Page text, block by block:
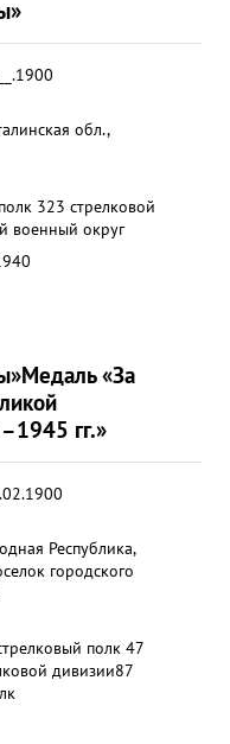
обл.,
323 стрелковой
военный округ
Медаль «За
гг.»
Республика,
городского
полк 47
дивизии87